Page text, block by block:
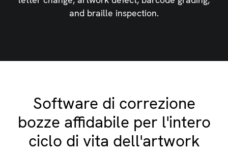
Software di correzione
bozze affidabile per l'intero
ciclo di vita dell'artwork